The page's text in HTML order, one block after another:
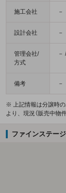
施工会社 －
設計会社 －
管理会社/
方式
－
備考 －
※ 上記情報は分譲時
より、現況（販売中物
ファインステー